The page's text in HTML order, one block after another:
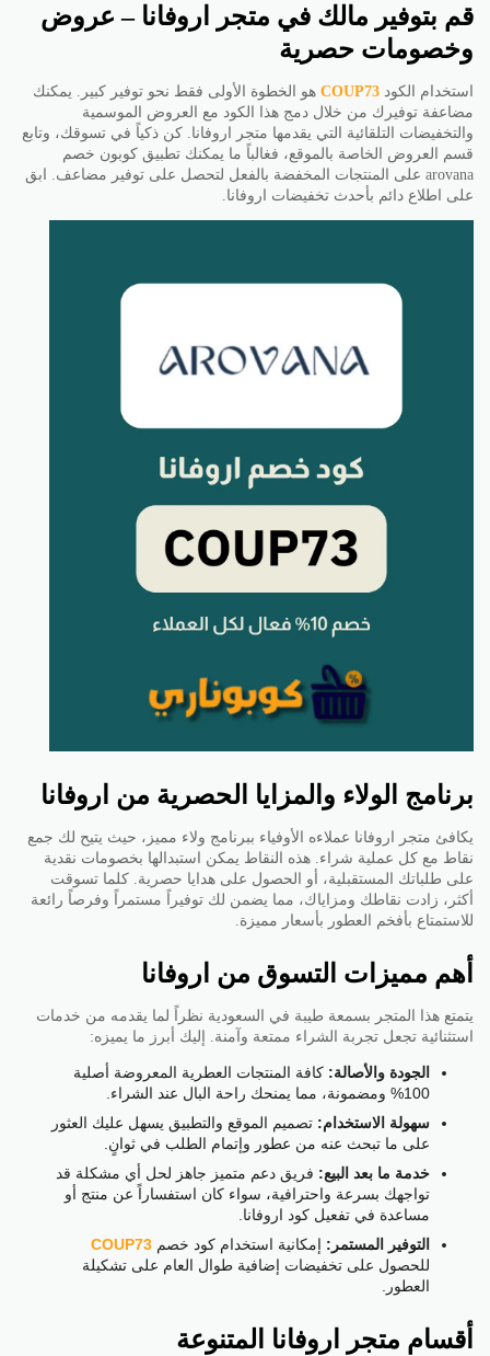
قم بتوفير مالك في متجر اروفانا – عروض
وخصومات حصرية
استخدام الكود COUP73 هو الخطوة الأولى فقط نحو توفير كبير. يمكنك
مضاعفة توفيرك من خلال دمج هذا الكود مع العروض الموسمية
والتخفيضات التلقائية التي يقدمها متجر اروفانا. كن ذكياً في تسوقك، وتابع
قسم العروض الخاصة بالموقع، فغالباً ما يمكنك تطبيق كوبون خصم
arovana على المنتجات المخفضة بالفعل لتحصل على توفير مضاعف. ابق
على اطلاع دائم بأحدث تخفيضات اروفانا.
برنامج الولاء والمزايا الحصرية من اروفانا
يكافئ متجر اروفانا عملاءه الأوفياء ببرنامج ولاء مميز، حيث يتيح لك جمع
نقاط مع كل عملية شراء. هذه النقاط يمكن استبدالها بخصومات نقدية
على طلباتك المستقبلية، أو الحصول على هدايا حصرية. كلما تسوقت
أكثر، زادت نقاطك ومزاياك، مما يضمن لك توفيراً مستمراً وفرصاً رائعة
للاستمتاع بأفخم العطور بأسعار مميزة.
أهم مميزات التسوق من اروفانا
يتمتع هذا المتجر بسمعة طيبة في السعودية نظراً لما يقدمه من خدمات
استثنائية تجعل تجربة الشراء ممتعة وآمنة. إليك أبرز ما يميزه:
الجودة والأصالة: كافة المنتجات العطرية المعروضة أصلية
100% ومضمونة، مما يمنحك راحة البال عند الشراء.
سهولة الاستخدام: تصميم الموقع والتطبيق يسهل عليك العثور
على ما تبحث عنه من عطور وإتمام الطلب في ثوانٍ.
خدمة ما بعد البيع: فريق دعم متميز جاهز لحل أي مشكلة قد
تواجهك بسرعة واحترافية، سواء كان استفساراً عن منتج أو
مساعدة في تفعيل كود اروفانا.
التوفير المستمر: إمكانية استخدام كود خصم COUP73
للحصول على تخفيضات إضافية طوال العام على تشكيلة
العطور.
أقسام متجر اروفانا المتنوعة